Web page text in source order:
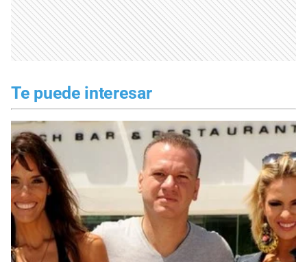
Te puede interesar